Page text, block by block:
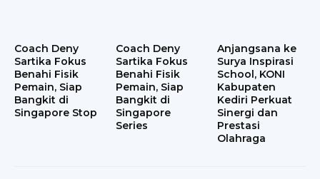
Coach Deny
Sartika Fokus
Benahi Fisik
Pemain, Siap
Bangkit di
Singapore Stop
Coach Deny
Sartika Fokus
Benahi Fisik
Pemain, Siap
Bangkit di
Singapore
Series
Anjangsana ke
Surya Inspirasi
School, KONI
Kabupaten
Kediri Perkuat
Sinergi dan
Prestasi
Olahraga